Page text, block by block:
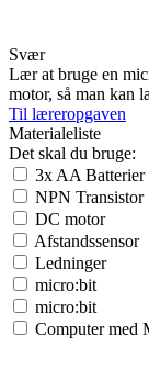
Svær
Lær at bruge en
motor, så man kan
Til læreropgaven
Materialeliste
Det skal du bruge:
3x AA Batterier
NPN Transistor
DC motor
Afstandssensor
Ledninger
micro:bit
micro:bit
Computer med